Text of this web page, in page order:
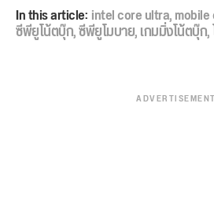
In this article:intel core ultra,
ซีพียูโน้ตบุ๊ก,ซีพียูโมบาย,เกมมิ่งโน้ตบุ๊ก,
ADVERTISEMENT